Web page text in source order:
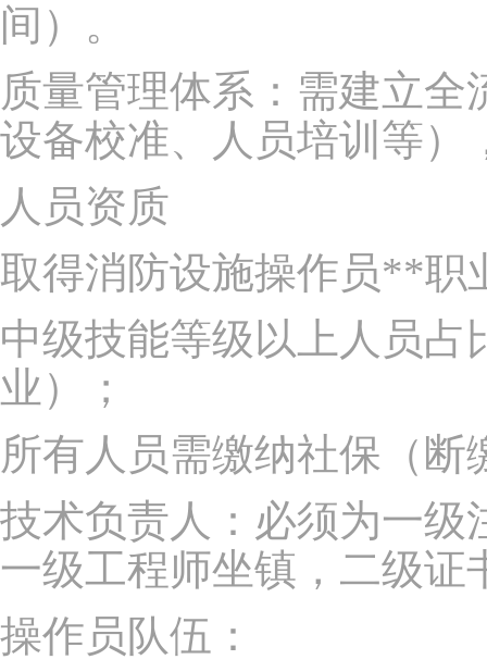
间）。
质量管理体系：需建立
设备校准、人员培训等）
人员资质
取得消防设施操作员**职
中级技能等级以上人员占
业）；
所有人员需缴纳社保（断
技术负责人：必须为一级
一级工程师坐镇，二级证
操作员队伍：